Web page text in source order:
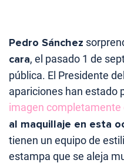
Pedro Sánchez
cara, el pasado 1 de
pública. El Presidente
apariciones han estado
imagen completamente
al maquillaje en esta
tienen un equipo de
estampa que se aleja